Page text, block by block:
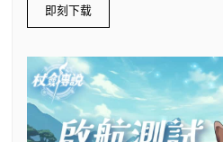
即刻下载